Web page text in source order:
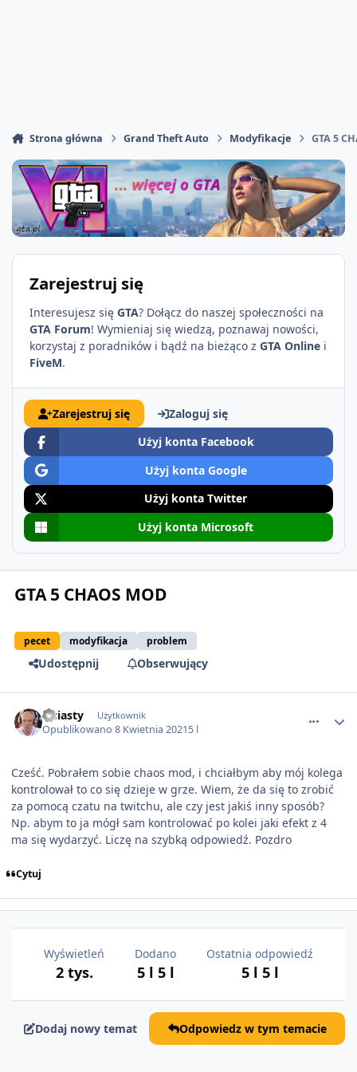
Strona główna Grand Theft Auto Modyfikacje GTA 5
Zarejestruj się
Interesujesz się GTA? Dołącz do naszej społeczności na
GTA Forum! Wymieniaj się wiedzą, poznawaj nowości,
korzystaj z poradników i bądź na bieżąco z GTA Online i
FiveM.
Zarejestruj się
Zaloguj się
Użyj konta Facebook
Użyj konta Google
Użyj konta Twitter
Użyj konta Microsoft
GTA 5 CHAOS MOD
pecet modyfikacja problem
Udostępnij Obserwujący
Lisiasty Użytkownik
Opublikowano8 Kwietnia 20215 l
Cześć. Pobrałem sobie chaos mod, i chciałbym aby mój kolega
kontrolował to co się dzieje w grze. Wiem, że da się to zrobić
za pomocą czatu na twitchu, ale czy jest jakiś inny sposób?
Np. abym to ja mógł sam kontrolować po kolei jaki efekt z 4
ma się wydarzyć. Liczę na szybką odpowiedź. Pozdro
Cytuj
Wyświetleń
2 tys.
Dodano
5 l 5 l
Ostatnia odpowiedź
5 l 5 l
Dodaj nowy temat Odpowiedz w tym temacie